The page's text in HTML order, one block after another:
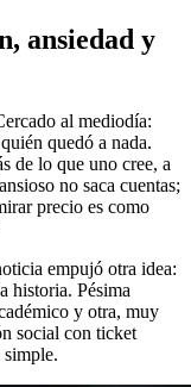
ansiedad y
al mediodía:
quedó a nada.
de lo que uno cree, a
no saca cuentas;
precio es como
empujó otra idea:
historia. Pésima
y otra, muy
social con ticket
simple.